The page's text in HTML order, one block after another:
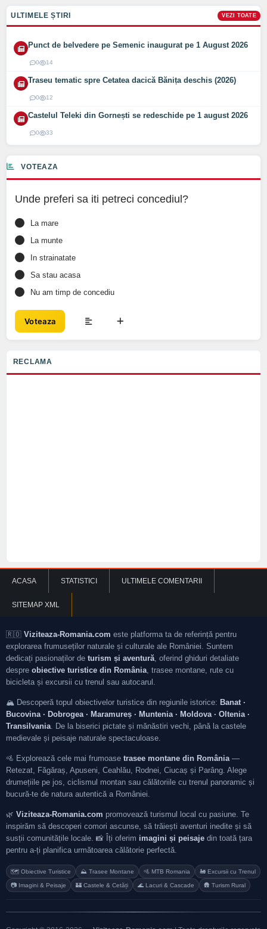
ULTIMELE ȘTIRI VEZI TOATE
Punct de belvedere pe Semenic inaugurat pe 1 August 2026
0 14
Traseu tematic spre Cetatea dacică Bănița deschis (2026)
0 12
Castelul Teleki din Gornești se redeschide pe 1 august 2026
0 33
VOTEAZA
Unde preferi sa iti petreci concediul?
La mare
La munte
In strainatate
Sa stau acasa
Nu am timp de concediu
Voteaza
RECLAMA
ACASA STATISTICI ULTIMELE COMENTARII
SITEMAP XML
🇷🇴 Viziteaza-Romania.com este platforma ta de referință pentru
explorarea frumuseților naturale și culturale ale României. Suntem
dedicați pasionaților de turism și aventură, oferind ghiduri detaliate
despre obiective turistice din România, trasee montane, rute cu
bicicleta și excursii cu trenul sau autocarul.
🏔️ Descoperă topul obiectivelor turistice din regiunile istorice: Banat ·
Bucovina · Dobrogea · Maramureș · Muntenia · Moldova · Oltenia ·
Transilvania. De la biserici pictate și mănăstiri vechi, până la castele
medievale și peisaje naturale spectaculoase.
🚵 Explorează cele mai frumoase trasee montane din România—
Retezat, Făgăraș, Apuseni, Ceahlău, Rodnei, Ciucaș și Parâng. Alege
drumețiile pe jos, ciclismul montan sau călătoriile cu trenul panoramic și
bucură-te de natura autentică a României.
🌿 Viziteaza-Romania.com promovează turismul local cu pasiune. Te
inspirăm să descoperi comori ascunse, să trăiești aventuri inedite și să
susții comunitățile locale. 📸 Îți oferim imagini și peisaje din toată țara
pentru a-ți planifica următoarea călătorie perfectă.
🗺️ Obiective Turistice ⛰️ Trasee Montane 🚵 MTB Romania 🚂 Excursii cu Trenul
📷 Imagini & Peisaje 🏰 Castele & Cetăți 🌊 Lacuri & Cascade 🛖 Turism Rural